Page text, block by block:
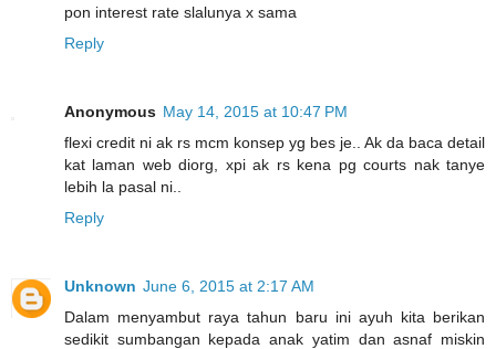
pon interest rate slalunya x sama
Reply
Anonymous May 14, 2015 at 10:47 PM
flexi credit ni ak rs mcm konsep yg bes je.. Ak da baca detail
kat laman web diorg, xpi ak rs kena pg courts nak tanye
lebih la pasal ni..
Reply
Unknown June 6, 2015 at 2:17 AM
Dalam menyambut raya tahun baru ini ayuh kita berikan
sedikit sumbangan kepada anak yatim dan asnaf miskin